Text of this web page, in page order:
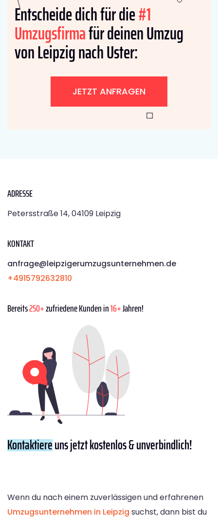
Entscheide dich für die#1
Umzugsfirmafür deinen Umzug
von Leipzig nach Uster:
JETZT ANFRAGEN
ADRESSE
Petersstraße 14, 04109 Leipzig
KONTAKT
anfrage@leipzigerumzugsunternehmen.de
+4915792632810
Bereits250+zufriedene Kunden in16+Jahren!
Kontaktiereuns jetzt kostenlos & unverbindlich!
Wenn du nach einem zuverlässigen und erfahrenen
Umzugsunternehmen in Leipzig suchst, dann bist du